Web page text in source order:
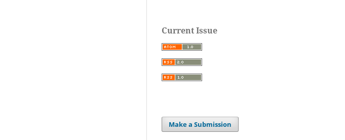
Current Issue
Make a Submission